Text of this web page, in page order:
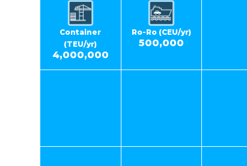
Container
(TEU/yr)
4,000,000
Ro-Ro (CEU/yr)
500,000